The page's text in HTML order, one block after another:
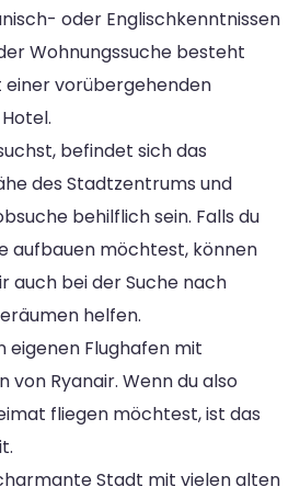
oder Englischkenntnissen
Wohnungssuche besteht
einer vorübergehenden
befindet sich das
des Stadtzentrums und
behilflich sein. Falls du
aufbauen möchtest, können
auch bei der Suche nach
helfen.
eigenen Flughafen mit
von Ryanair. Wenn du also
fliegen möchtest, ist das
Stadt mit vielen alten